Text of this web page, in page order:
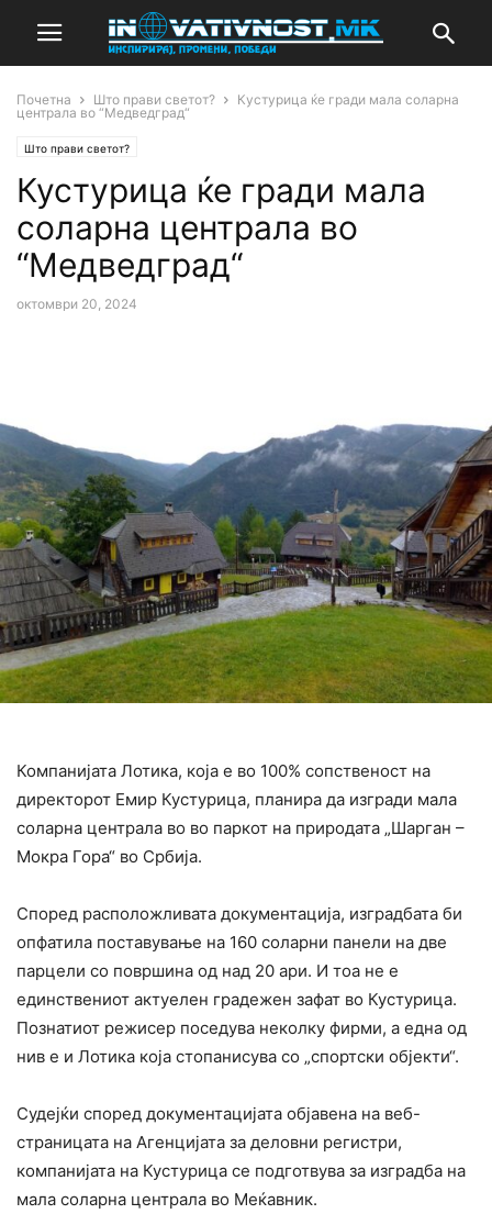
Почетна Што прави светот?
Кустурица ќе гради мала соларна
централа во “Медведград“
Што прави светот?
Кустурица ќе гради мала
соларна централа во
“Медведград“
октомври 20, 2024
Компанијата Лотика, која е во 100% сопственост на
директорот Емир Кустурица, планира да изгради мала
соларна централа во во паркот на природата „Шарган –
Мокра Гора“ во Србија.
Според расположливата документација, изградбата би
опфатила поставување на 160 соларни панели на две
парцели со површина од над 20 ари. И тоа не е
единствениот актуелен градежен зафат во Кустурица.
Познатиот режисер поседува неколку фирми, а една од
нив е и Лотика која стопанисува со „спортски објекти“.
Судејќи според документацијата објавена на веб-
страницата на Агенцијата за деловни регистри,
компанијата на Кустурица се подготвува за изградба на
мала соларна централа во Меќавник.